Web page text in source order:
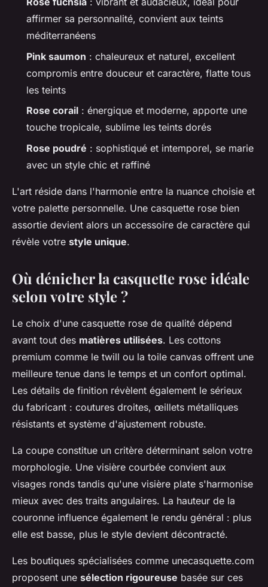
affirmer sa personnalité, convient aux teints
méditerranéens
Pink saumon : chaleureux et naturel, excellent
compromis entre douceur et caractère, flatte tous
les teints
Rose corail : énergique et moderne, apporte une
touche tropicale, sublime les teints dorés
Rose poudré : sophistiqué et intemporel, se marie
avec un style chic et raffiné
L'art réside dans l'harmonie entre la nuance choisie et
votre palette personnelle. Une casquette rose bien
assortie devient alors un accessoire de caractère qui
révèle votre style unique.
Où dénicher la casquette rose idéale
selon votre style ?
Le choix d'une casquette rose de qualité dépend
avant tout des matières utilisées. Les cottons
premium comme le twill ou la toile canvas offrent une
meilleure tenue dans le temps et un confort optimal.
Les détails de finition révèlent également le sérieux
du fabricant : coutures droites, œillets métalliques
résistants et système d'ajustement robuste.
La coupe constitue un critère déterminant selon votre
morphologie. Une visière courbée convient aux
visages ronds tandis qu'une visière plate s'harmonise
mieux avec des traits angulaires. La hauteur de la
couronne influence également le rendu général : plus
elle est basse, plus le style devient décontracté.
Les boutiques spécialisées comme unecasquette.com
proposent une sélection rigoureuse basée sur ces